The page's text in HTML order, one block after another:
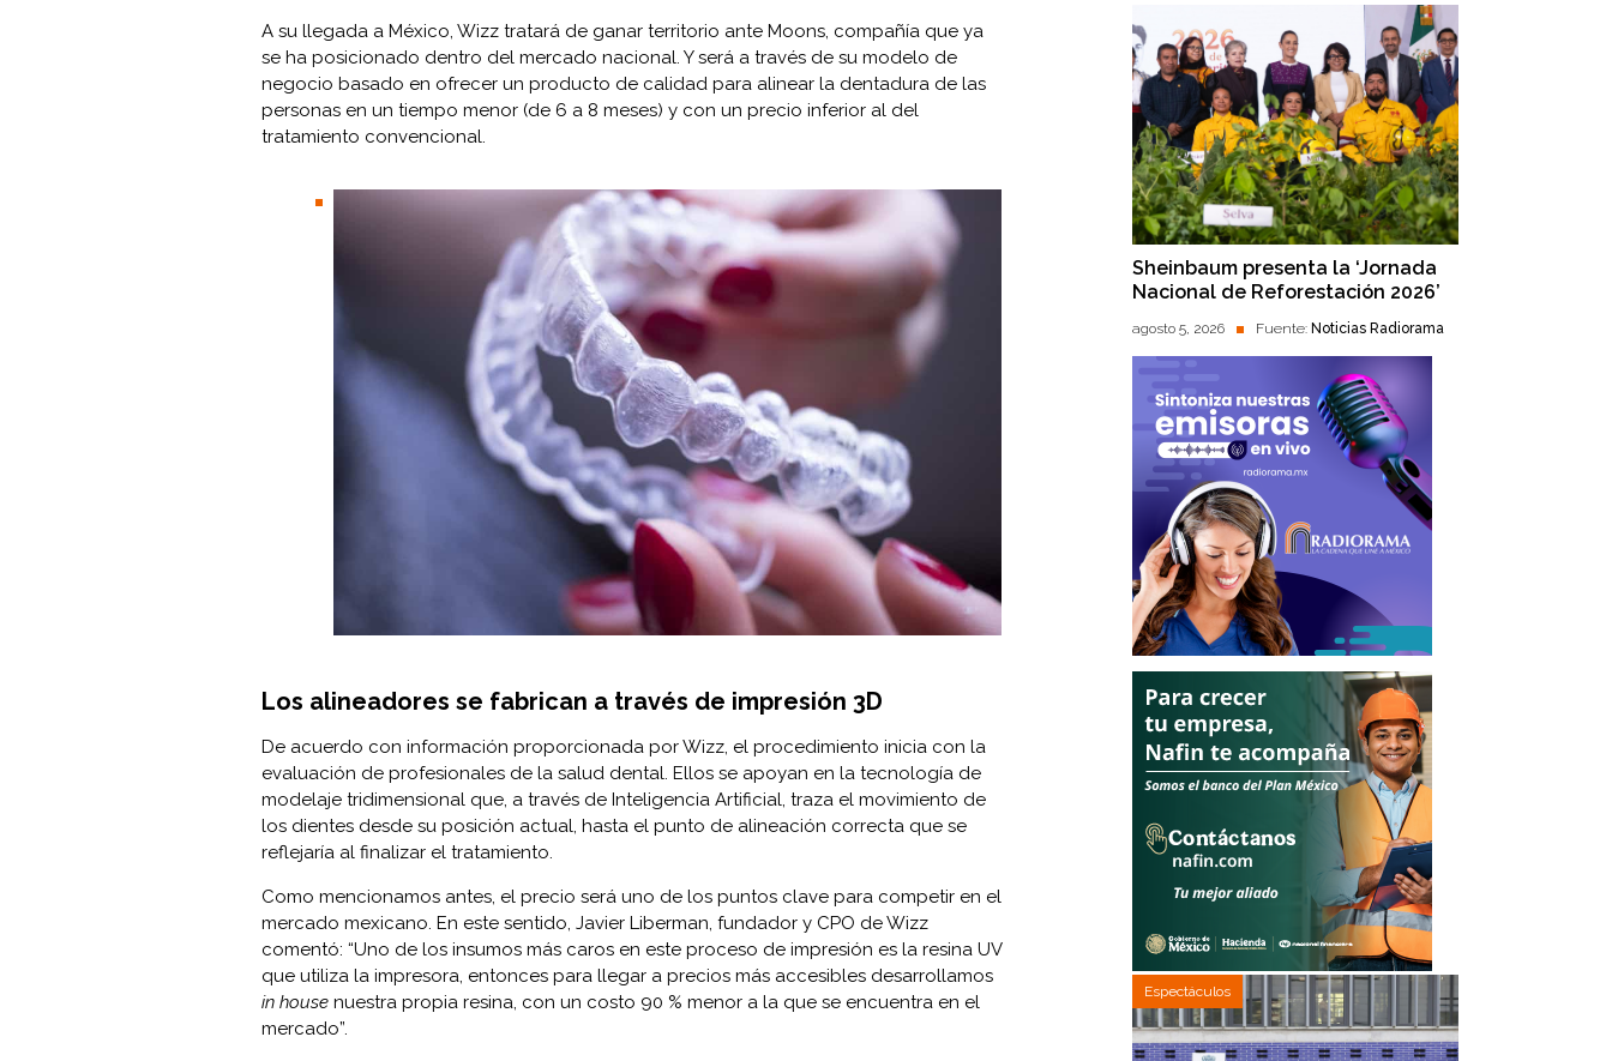
A su llegada a México, Wizz tratará de ganar territorio ante Moons, compañía que ya
se ha posicionado dentro del mercado nacional. Y será a través de su modelo de
negocio basado en ofrecer un producto de calidad para alinear la dentadura de las
personas en un tiempo menor (de 6 a 8 meses) y con un precio inferior al del
tratamiento convencional.
Los alineadores se fabrican a través de impresión 3D
De acuerdo con información proporcionada por Wizz, el procedimiento inicia con la
evaluación de profesionales de la salud dental. Ellos se apoyan en la tecnología de
modelaje tridimensional que, a través de Inteligencia Artificial, traza el movimiento de
los dientes desde su posición actual, hasta el punto de alineación correcta que se
reflejaría al finalizar el tratamiento.
Como mencionamos antes, el precio será uno de los puntos clave para competir en el
mercado mexicano. En este sentido, Javier Liberman, fundador y CPO de Wizz
comentó: “Uno de los insumos más caros en este proceso de impresión es la resina UV
que utiliza la impresora, entonces para llegar a precios más accesibles desarrollamos
in house nuestra propia resina, con un costo 90 % menor a la que se encuentra en el
mercado”.
Sheinbaum presenta la ‘Jornada
Nacional de Reforestación 2026’
agosto 5, 2026 Fuente: Noticias Radiorama
Espectáculos